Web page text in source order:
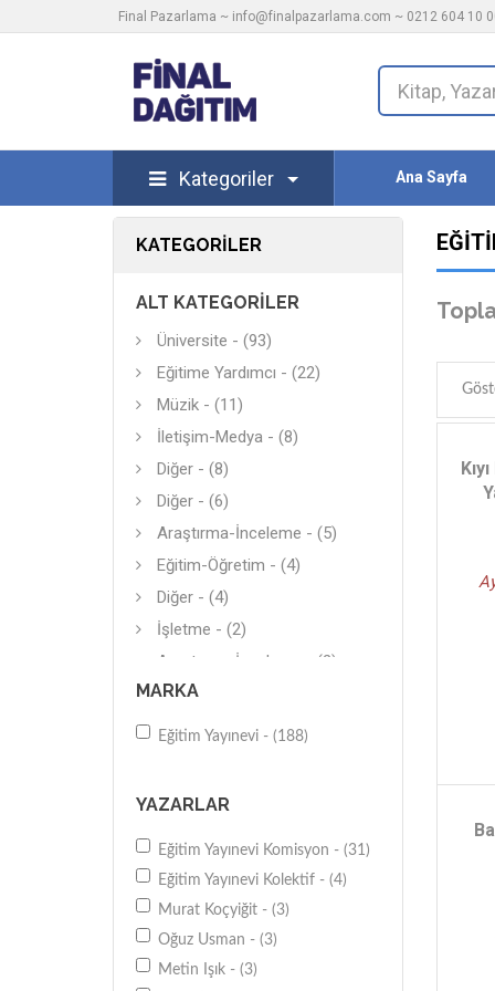
Final Pazarlama ~ info@finalpazarlama.com ~ 0212 604 10
Kategoriler Ana Sayfa
KATEGORILER
ALT KATEGORILER
Üniversite - (93)
Eğitime Yardımcı - (22)
Müzik - (11)
İletişim-Medya - (8)
Diğer - (8)
Diğer - (6)
Araştırma-İnceleme - (5)
Eğitim-Öğretim - (4)
Diğer - (4)
İşletme - (2)
Araştırma-İnceleme - (2)
Genel - (2)
Kişisel-Bireysel Gelişim - (2)
Sınavlara Hazırlık - (2)
Küreselleşme - (1)
Sanat Tarihi - (1)
Diğer - (1)
Genel - (1)
MARKA
Eğitim Yayınevi - (188)
YAZARLAR
Eğitim Yayınevi Komisyon - (31)
Eğitim Yayınevi Kolektif - (4)
Murat Koçyiğit - (3)
Oğuz Usman - (3)
Metin Işık - (3)